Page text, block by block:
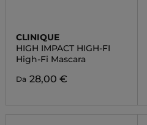
CLINIQUE
HIGH IMPACT HIGH-FI
High-Fi Mascara
Da 28,00 €